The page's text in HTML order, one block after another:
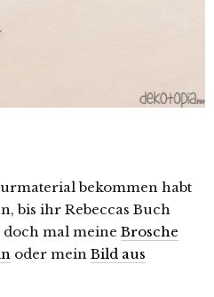
bekommen habt
bis ihr Rebeccas Buch
doch mal meine Brosche
oder mein Bild aus